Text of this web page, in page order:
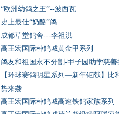
“欧洲幼鸽之王”--波西瓦
史上最佳“奶酪”鸽
成都草堂鸽舍---李祖洪
高王宏国际种鸽城黄金甲系列
鸽友和祖国永不分割-甲子园助学慈
【环球赛鸽明星系列—新年钜献】
势来袭
高王宏国际种鸽城高速铁鸽家族系列